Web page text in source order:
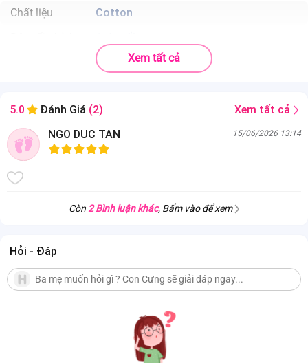
Chất liệu
Cotton
100% Cotton
. Thiết kế:Áo dài tay màu đỏ tươi sáng, quần dài màu kem trang nhã.
. Chất liệu:
. Tiện ích:
Giữ ấm hiệu quả, lưng thun co giãn thoải mái vận động..
Kích cỡ: Phù hợp cho bé trai từ 1 đến 4 tuổi.
. Màu sắc:
Xem tất cả
5.0 Đánh Giá (2)
Xem tất cả
NGO DUC TAN
15/06/2026 13:14
Còn 2 Bình luận khác, Bấm vào để xem
Hỏi - Đáp